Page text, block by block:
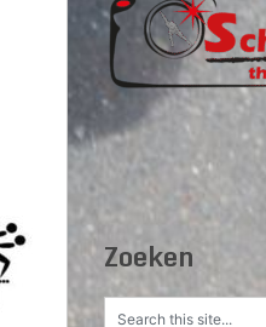
Zoeken